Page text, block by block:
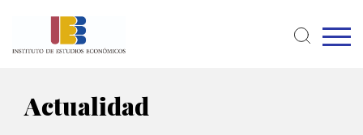
content
Actualidad